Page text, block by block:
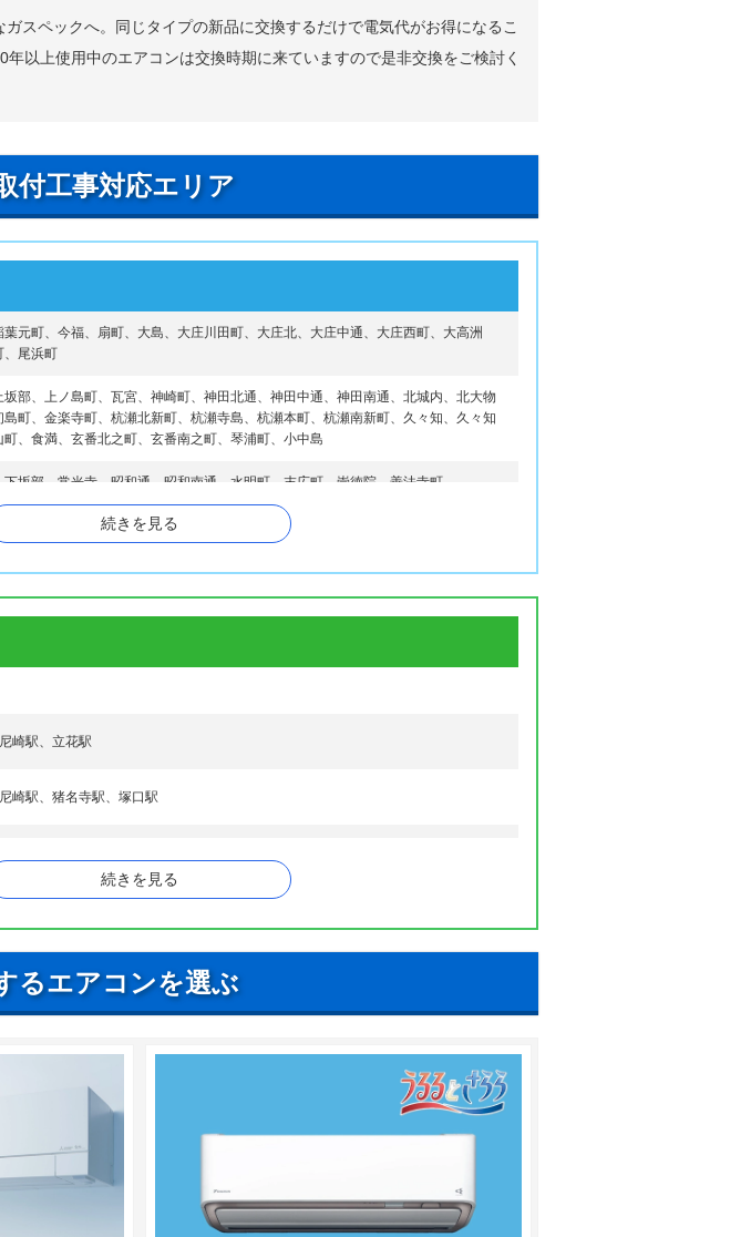
スペックへ。同じタイプの新品に交換するだけで電気代がお得になるこ
以上使用中のエアコンは交換時期に来ていますので是非交換をご検討く
付工事対応エリア
元町、今福、扇町、大島、大庄川田町、大庄北、大庄中通、大庄西町、大高洲
、尾浜町
坂部、上ノ島町、瓦宮、神崎町、神田北通、神田中通、神田南通、北城内、北大物
町、金楽寺町、杭瀬北新町、杭瀬寺島、杭瀬本町、杭瀬南新町、久々知、久々知
、食満、玄番北之町、玄番南之町、琴浦町、小中島
坂部、常光寺、昭和通、昭和南通、水明町、末広町、崇徳院、善法寺町
谷町、立花町、建家町、田能、塚口町、塚口本町、築地、次屋、常松、常吉、鶴
戸ノ内町、富松町
園町、西向島町、額田町
園、御園町、南清水、南城内、南竹谷町、南塚口町、南七松町、南初島町、南武庫
続きを見る
尼崎駅、立花駅
尼崎駅、猪名寺駅、塚口駅
尼崎駅、尼崎センタープール前駅、杭瀬駅、大物駅、出屋敷駅、武庫川駅
尼崎駅、猪名寺駅、塚口駅
続きを見る
るエアコンを選ぶ